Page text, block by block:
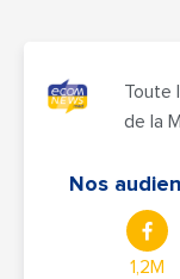
Toute
de la
Nos
1,2M